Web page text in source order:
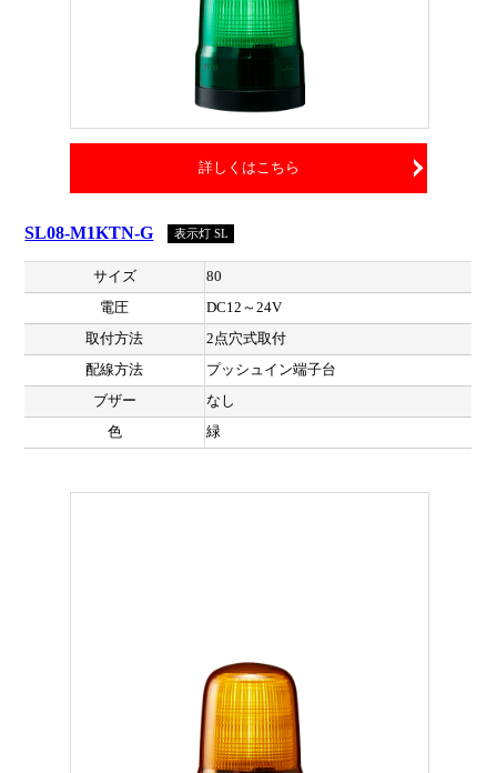
詳しくはこちら
SL08-M1KTN-G 表示灯 SL
サイズ
80
電圧
DC12～24V
取付方法
2点穴式取付
配線方法
プッシュイン端子台
ブザー
なし
色
緑